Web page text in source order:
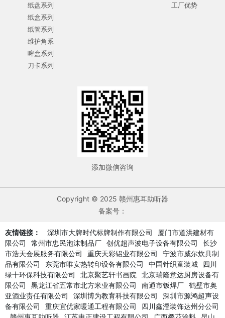
纸盘系列
纸盒系列
纸管系列
维护角系
啤盒系列
刀卡系列
工厂优势
添加微信咨询
Copyright © 2025 赣州惠耳助听器
备案号：
友情链接： 深圳市大牌时代标牌制作有限公司
厦门市道洪建材有
限公司
常州市忠民泡沫制品厂 创优超声波电子设备有限公司
长沙
市浩天会展服务有限公司
重庆天彩铝业有限公司
宁波市威尔炊具制
品有限公司
东莞市唯安热转印设备有限公司 中国针织童装城
四川
绿十环保科技有限公司
北京聚艺轩书画院
北京瑞隆意达厨房设备有
限公司
黑龙江省五常市北方米业有限公司 南通市钣焊厂 鹤壁市奥
亚酒业责任有限公司
深圳博为教育科技有限公司
深圳市源鸿超声设
备有限公司
重庆宜优家暖通工程有限公司
四川鑫澄装饰达州分公司